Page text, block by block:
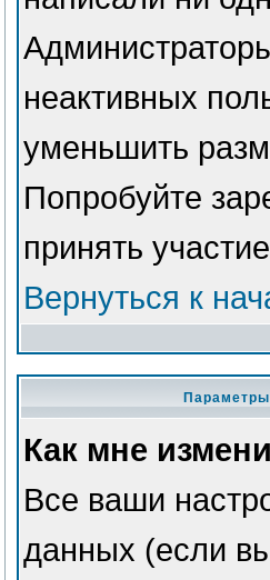
неактивных
уменьшить
Попробуйте
принять
Вернуться к
Как мне
Все ваши
данных (если